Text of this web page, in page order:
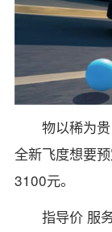
物以稀为
全新飞度想要
3100元。
指导价 服